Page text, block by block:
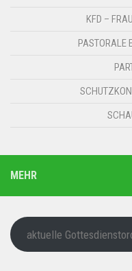
KFD –
PASTORALE
MEHR
aktuelle